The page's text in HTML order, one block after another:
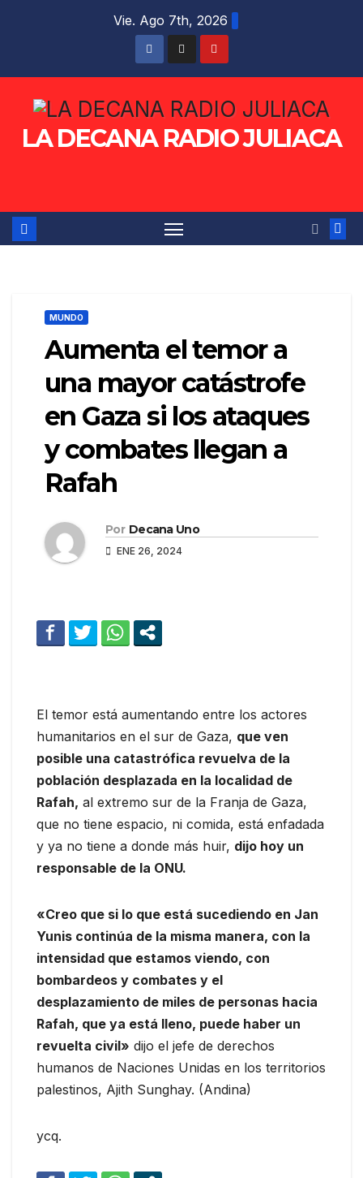
Vie. Ago 7th, 2026
LA DECANA RADIO JULIACA
MUNDO
Aumenta el temor a
una mayor catástrofe
en Gaza si los ataques
y combates llegan a
Rafah
Por Decana Uno
ENE 26, 2024
El temor está aumentando entre los actores
humanitarios en el sur de Gaza, que ven
posible una catastrófica revuelva de la
población desplazada en la localidad de
Rafah, al extremo sur de la Franja de Gaza,
que no tiene espacio, ni comida, está enfadada
y ya no tiene a donde más huir, dijo hoy un
responsable de la ONU.
«Creo que si lo que está sucediendo en Jan
Yunis continúa de la misma manera, con la
intensidad que estamos viendo, con
bombardeos y combates y el
desplazamiento de miles de personas hacia
Rafah, que ya está lleno, puede haber un
revuelta civil» dijo el jefe de derechos
humanos de Naciones Unidas en los territorios
palestinos, Ajith Sunghay. (Andina)
ycq.